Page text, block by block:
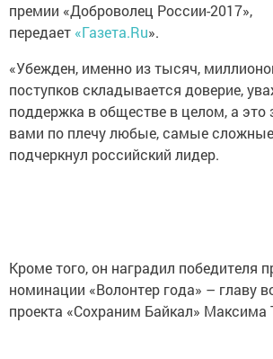
премии «Доброволец России-2017»,
передает «Газета.Ru».
«Убежден, именно из тысяч,
поступков складывается доверие,
поддержка в обществе в целом, а это
вами по плечу любые, самые
подчеркнул российский лидер.
Кроме того, он наградил победителя
номинации «Волонтер года» – главу
проекта «Сохраним Байкал» Максима